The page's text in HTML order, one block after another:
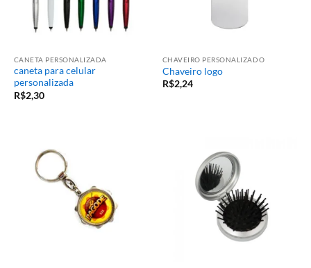
CANETA PERSONALIZADA
caneta para celular
personalizada
R$2,30
CHAVEIRO PERSONALIZADO
Chaveiro logo
R$2,24